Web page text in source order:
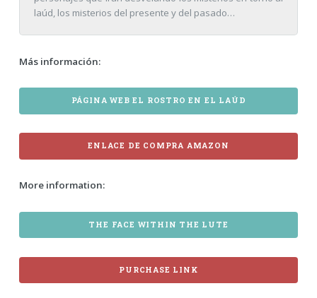
laúd, los misterios del presente y del pasado…
Más información:
PÁGINA WEB EL ROSTRO EN EL LAÚD
ENLACE DE COMPRA AMAZON
More information:
THE FACE WITHIN THE LUTE
PURCHASE LINK